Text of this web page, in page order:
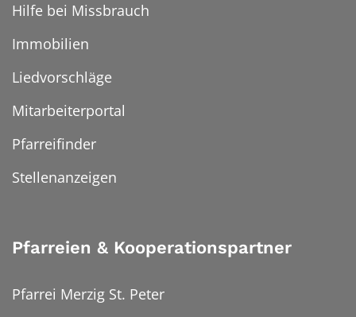
Hilfe bei Missbrauch
Immobilien
Liedvorschläge
Mitarbeiterportal
Pfarreifinder
Stellenanzeigen
Pfarreien & Kooperationspartner
Pfarrei Merzig St. Peter